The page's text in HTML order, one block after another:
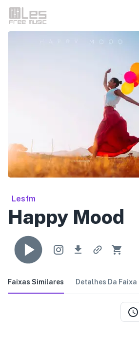
Lesfm
Happy Mood
Faixas Similares Detalhes Da Faixa